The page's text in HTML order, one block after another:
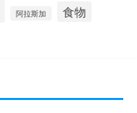
阿拉斯加 食物